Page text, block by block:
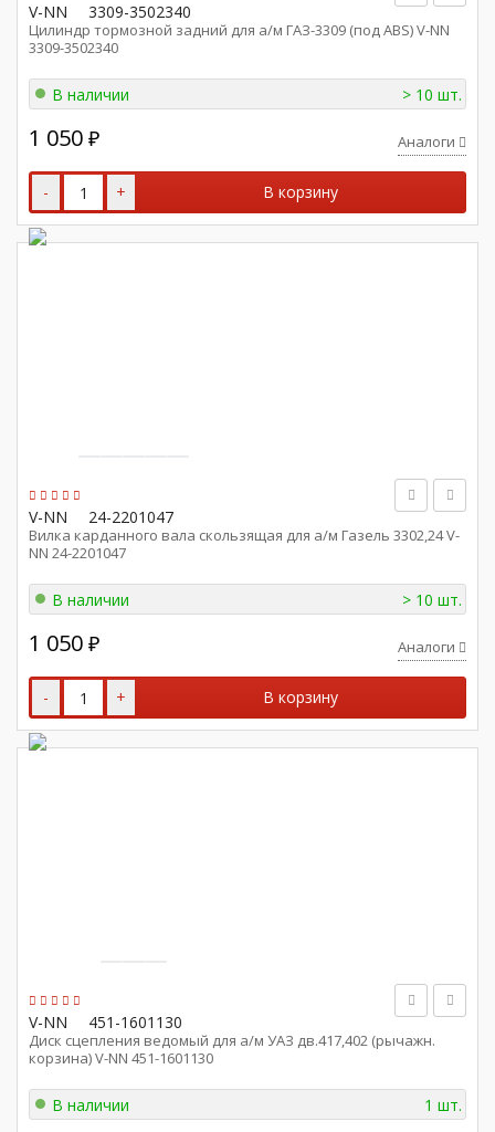
V-NN 3309-3502340
Цилиндр тормозной задний для а/м ГАЗ-3309 (под ABS) V-NN
3309-3502340
В наличии > 10 шт.
1 050 ₽ Аналоги
- + В корзину
V-NN 24-2201047
Вилка карданного вала скользящая для а/м Газель 3302,24 V-
NN 24-2201047
В наличии > 10 шт.
1 050 ₽ Аналоги
- + В корзину
V-NN 451-1601130
Диск сцепления ведомый для а/м УАЗ дв.417,402 (рычажн.
корзина) V-NN 451-1601130
В наличии 1 шт.